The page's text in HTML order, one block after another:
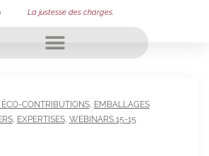
La justesse des charges.
CONTRIBUTIONS, EMBALLAGES
, EXPERTISES, WEBINARS 15-15